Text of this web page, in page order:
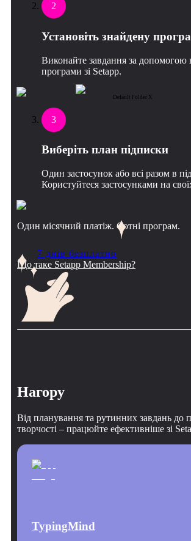
2
Установіть знайдену
Виконайте завдання за допомогою
програми зі Setapp.
Default Folder X
3
Виберіть план підписки
Один застосунок або всі разом в
Користуйтеся застосунками на
Один місячний платіж. Сотні програм.
7 днів безплатно
Що таке Setapp Membership?
Нагору
Від планування та рутинних завдань до
творчості – працюйте ефективніше зі
TypingMind